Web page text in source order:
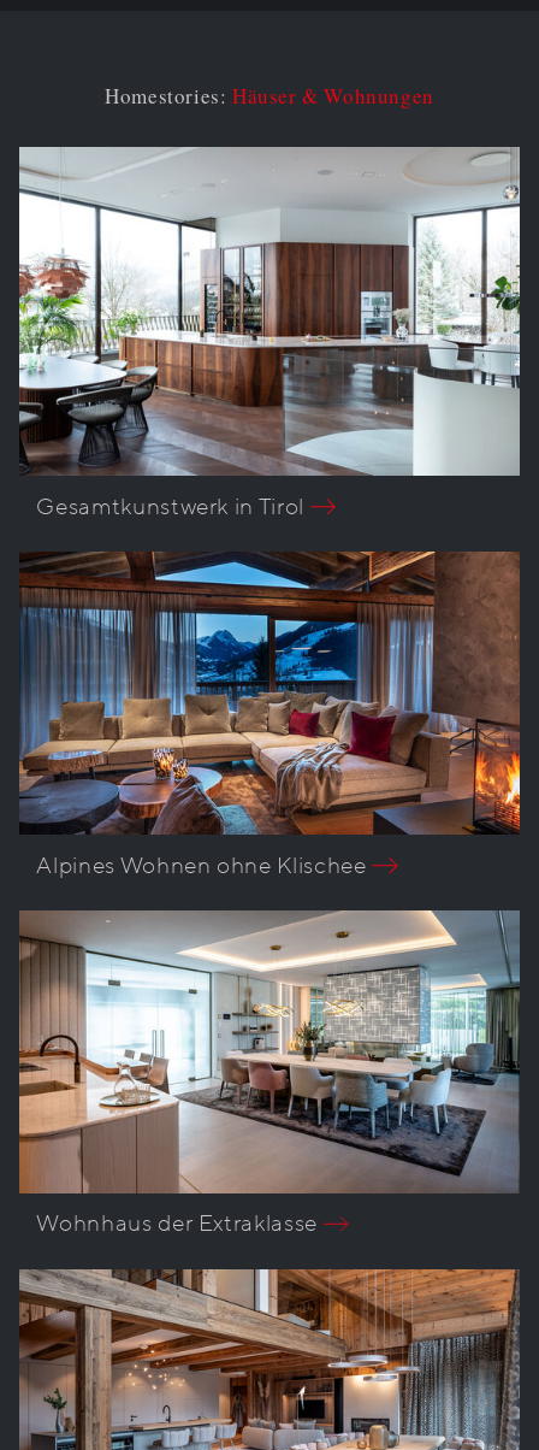
Homestories: Häuser & Wohnungen
Gesamtkunstwerk in Tirol
Alpines Wohnen ohne Klischee
Wohnhaus der Extraklasse